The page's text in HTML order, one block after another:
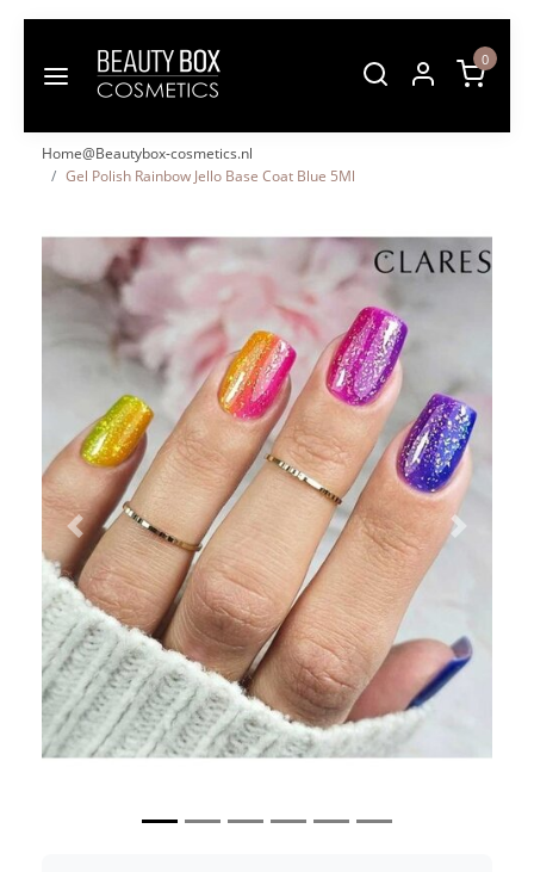
0
Home@Beautybox-cosmetics.nl
Gel Polish Rainbow Jello Base Coat Blue 5Ml
Vorige Volgende